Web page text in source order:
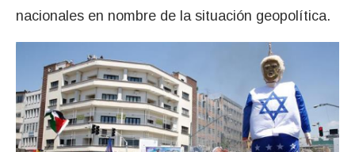
nacionales en nombre de la situación geopolítica.